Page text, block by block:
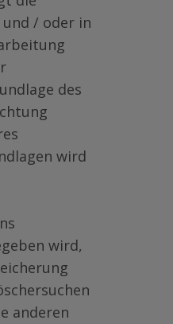
und / oder in
des
wird
wird,
anderen